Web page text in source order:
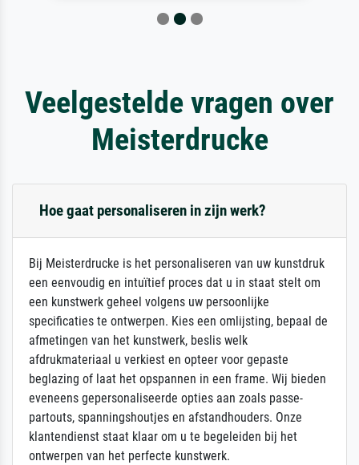
Veelgestelde vragen over
Meisterdrucke
Hoe gaat personaliseren in zijn werk?
Bij Meisterdrucke is het personaliseren van uw kunstdruk
een eenvoudig en intuïtief proces dat u in staat stelt om
een kunstwerk geheel volgens uw persoonlijke
specificaties te ontwerpen. Kies een omlijsting, bepaal de
afmetingen van het kunstwerk, beslis welk
afdrukmateriaal u verkiest en opteer voor gepaste
beglazing of laat het opspannen in een frame. Wij bieden
eveneens gepersonaliseerde opties aan zoals passe-
partouts, spanningshoutjes en afstandhouders. Onze
klantendienst staat klaar om u te begeleiden bij het
ontwerpen van het perfecte kunstwerk.